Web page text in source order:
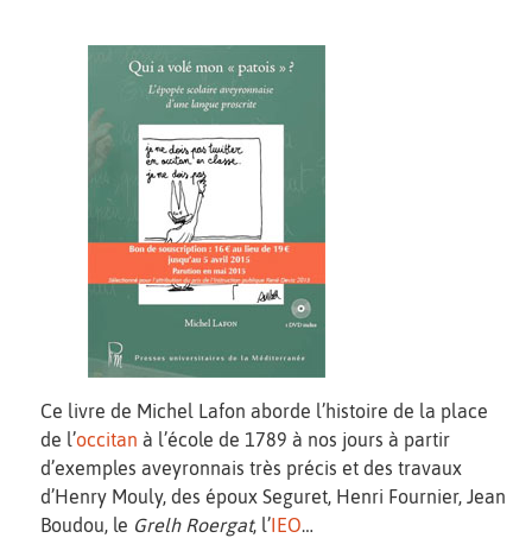
Ce livre de Michel Lafon aborde l’histoire de la place
de l’occitan à l’école de 1789 à nos jours à partir
d’exemples aveyronnais très précis et des travaux
d’Henry Mouly, des époux Seguret, Henri Fournier, Jean
Boudou, le Grelh Roergat, l’IEO…